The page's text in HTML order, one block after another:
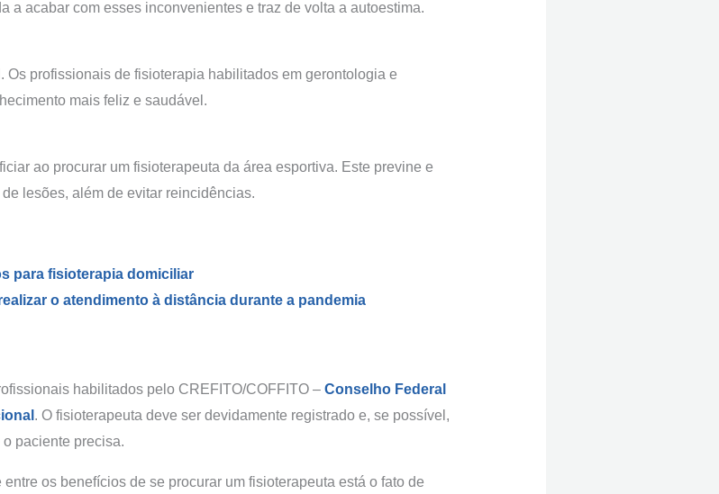
a acabar com esses inconvenientes e traz de volta a autoestima.
Os profissionais de fisioterapia habilitados em gerontologia e
mais feliz e saudável.
ao procurar um fisioterapeuta da área esportiva. Este previne e
lesões, além de evitar reincidências.
para fisioterapia domiciliar
o atendimento à distância durante a pandemia
habilitados pelo CREFITO/COFFITO – Conselho Federal
. O fisioterapeuta deve ser devidamente registrado e, se possível,
paciente precisa.
os benefícios de se procurar um fisioterapeuta está o fato de